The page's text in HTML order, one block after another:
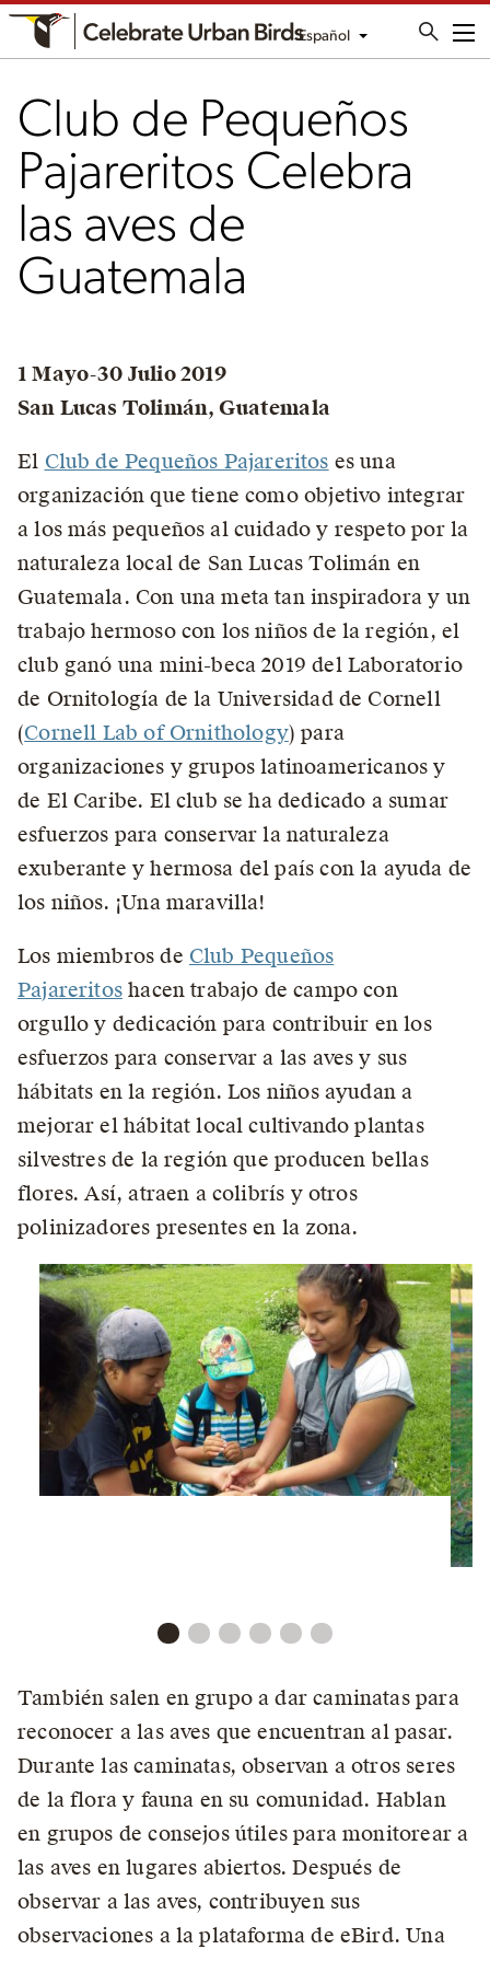
Español
Club de Pequeños
Pajareritos Celebra
las aves de
Guatemala
1 Mayo-30 Julio 2019
San Lucas Tolimán, Guatemala
El Club de Pequeños Pajareritos es una
organización que tiene como objetivo integrar
a los más pequeños al cuidado y respeto por la
naturaleza local de San Lucas Tolimán en
Guatemala. Con una meta tan inspiradora y un
trabajo hermoso con los niños de la región, el
club ganó una mini-beca 2019 del Laboratorio
de Ornitología de la Universidad de Cornell
(Cornell Lab of Ornithology) para
organizaciones y grupos latinoamericanos y
de El Caribe. El club se ha dedicado a sumar
esfuerzos para conservar la naturaleza
exuberante y hermosa del país con la ayuda de
los niños. ¡Una maravilla!
Los miembros de Club Pequeños
Pajareritoshacen trabajo de campo con
orgullo y dedicación para contribuir en los
esfuerzos para conservar a las aves y sus
hábitats en la región. Los niños ayudan a
mejorar el hábitat local cultivando plantas
silvestres de la región que producen bellas
flores. Así, atraen a colibrís y otros
polinizadores presentes en la zona.
También salen en grupo a dar caminatas para
reconocer a las aves que encuentran al pasar.
Durante las caminatas, observan a otros seres
de la flora y fauna en su comunidad. Hablan
en grupos de consejos útiles para monitorear a
las aves en lugares abiertos. Después de
observar a las aves, contribuyen sus
observaciones a la plataforma de eBird. Una